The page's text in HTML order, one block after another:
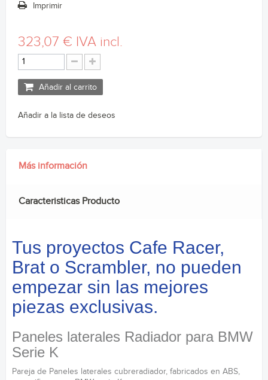
Imprimir
323,07 € IVA incl.
Añadir al carrito
Añadir a la lista de deseos
Más información
Caracteristicas Producto
Tus proyectos Cafe Racer,
Brat o Scrambler, no pueden
empezar sin las mejores
piezas exclusivas.
Paneles laterales Radiador para BMW
Serie K
Pareja de Paneles laterales cubreradiador, fabricados en ABS,